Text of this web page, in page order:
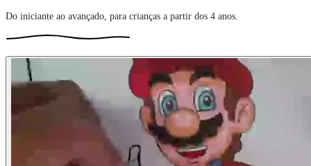
Do iniciante ao avançado, para crianças a partir dos 4 anos.